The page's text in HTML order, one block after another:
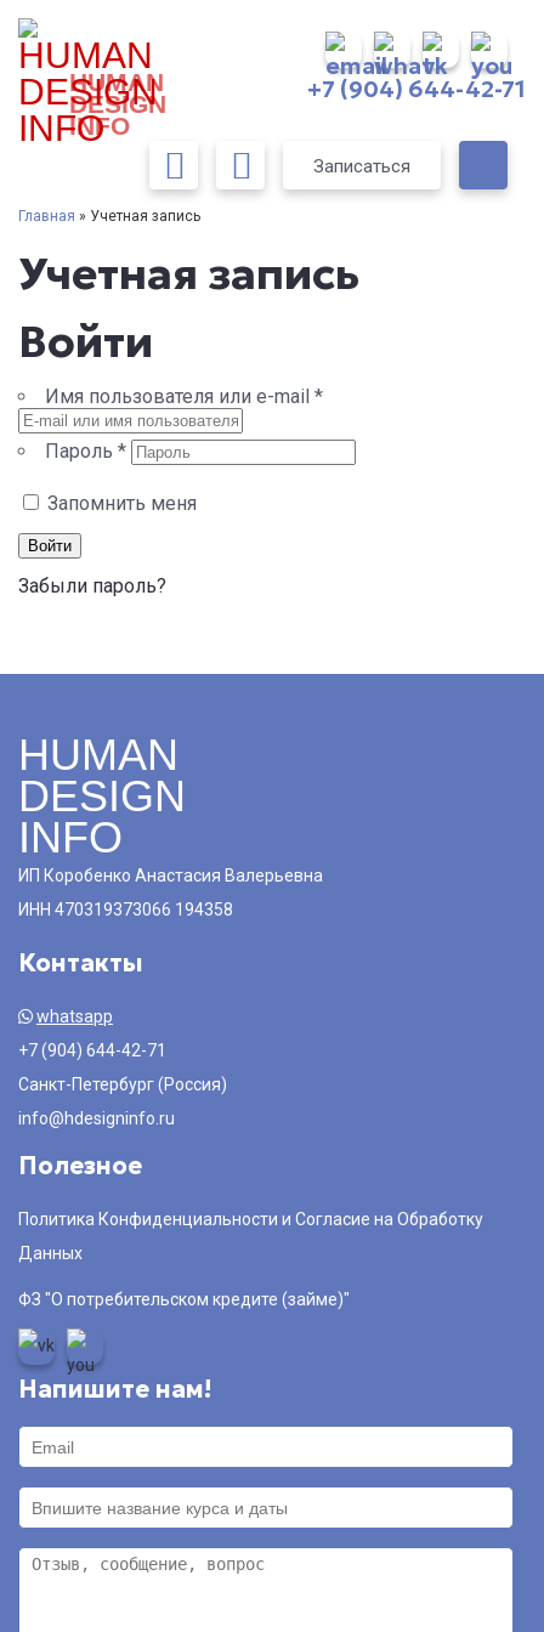
HUMAN
DESIGN
INFO
+7 (904) 644-42-71
Записаться
Главная » Учетная запись
Учетная запись
Войти
Имя пользователя или e-mail *
Пароль *
Запомнить меня
Войти
Забыли пароль?
HUMAN
DESIGN
INFO
ИП Коробенко Анастасия Валерьевна
ИНН 470319373066 194358
Контакты
whatsapp
+7 (904) 644-42-71
Санкт-Петербург (Россия)
info@hdesigninfo.ru
Полезное
Политика Конфиденциальности и Согласие на Обработку
Данных
ФЗ "О потребительском кредите (займе)"
Напишите нам!